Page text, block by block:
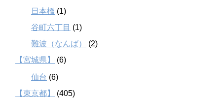
日本橋 (1)
谷町六丁目 (1)
難波（なんば）
(2)
【宮城県】
(6)
仙台 (6)
【東京都】
(405)